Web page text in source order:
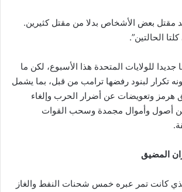
مقتل بعض الأشخاص بدلا من مقتل كثيرين.
الحالتين”.
للولايات المتحدة هذا الأسبوع، لكن ما
تكرار لبنود رفضها ترامب من قبل، بما يشمل
وتعويضات عن أضرار الحرب وإلغاء
عن أصول وأموال مجمدة وسحب القوات
المضيق
كانت تمر عبره خمس شحنات النفط والغاز